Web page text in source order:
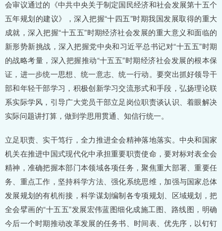
会审议通过的《中共中央关于制定国民经济和社会发展第十五个
五年规划的建议》，深入把握“十四五”时期我国发展取得的重大
成就，深入把握“十五五”时期经济社会发展的重大意义和面临的
新形势新挑战，深入把握党中央和习近平总书记对“十五五”时期
的战略考量，深入把握推动“十五五”时期经济社会发展的根本保
证，进一步统一思想、统一意志、统一行动。要突出抓好领导干
部和年轻干部学习，积极创新学习交流形式和手段，弘扬理论联
系实际学风，引导广大党员干部立足岗位职责谈认识、着眼解决
实际问题讲打算，做到学思用贯通、知信行统一。
立足职责、实干笃行，全力推进全会精神落地落实。中央和国家
机关在推进中国式现代化中承担重要职责使命，要对标对表全会
精神，准确把握本部门本领域各项任务，聚焦重大部署、重要任
务、重点工作，坚持科学方法、强化系统思维，加强与国家总体
发展规划的有机衔接，科学谋划编制各专项规划、区域规划，把
全会擘画的“十五五”发展宏伟蓝图细化成施工图、路线图，明确
今后一个时期推动改革发展的任务书、时间表、优先序，以钉钉